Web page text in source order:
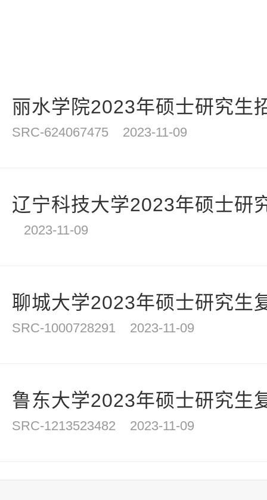
丽水学院2023年硕士研究生
SRC-624067475 2023-11-09
辽宁科技大学2023年硕士研
2023-11-09
聊城大学2023年硕士研究生
SRC-1000728291 2023-11-09
鲁东大学2023年硕士研究生
SRC-1213523482 2023-11-09